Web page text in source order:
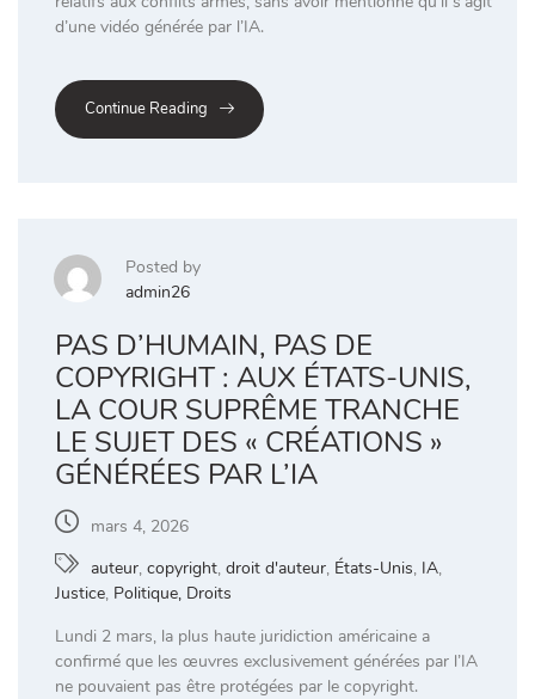
d’une vidéo générée par l’IA.
Continue Reading
Posted by
admin26
PAS D’HUMAIN, PAS DE
COPYRIGHT : AUX ÉTATS-UNIS,
LA COUR SUPRÊME TRANCHE
LE SUJET DES « CRÉATIONS »
GÉNÉRÉES PAR L’IA
mars 4, 2026
auteur, copyright, droit d'auteur, États-Unis, IA,
Justice, Politique, Droits
Lundi 2 mars, la plus haute juridiction américaine a
confirmé que les œuvres exclusivement générées par l’IA
ne pouvaient pas être protégées par le copyright.